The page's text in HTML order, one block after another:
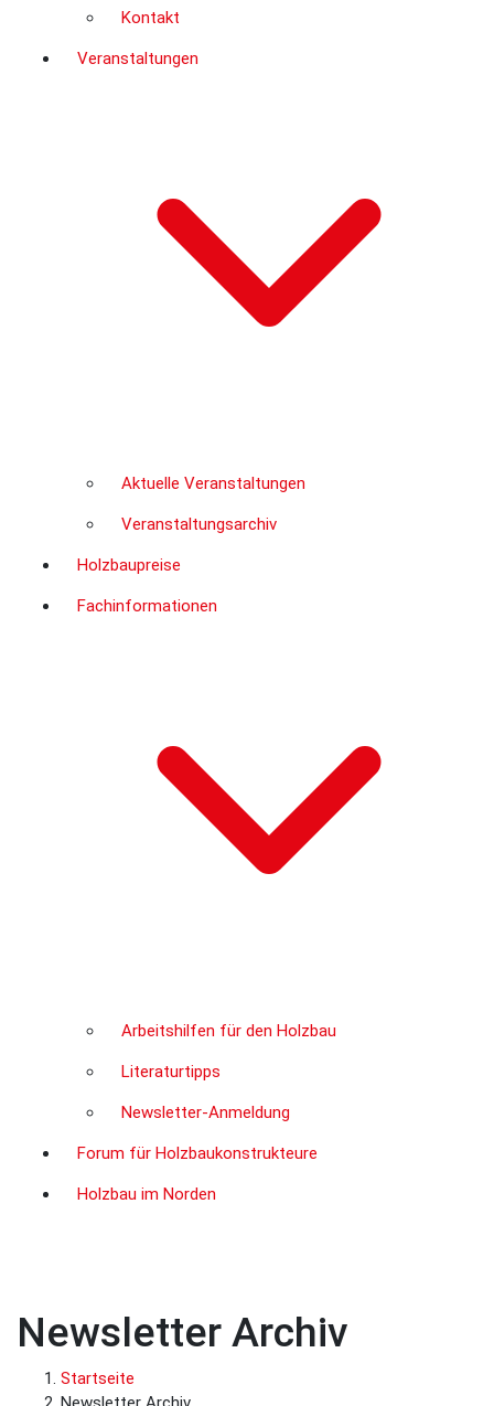
Kontakt
Veranstaltungen
Aktuelle Veranstaltungen
Veranstaltungsarchiv
Holzbaupreise
Fachinformationen
Arbeitshilfen für den Holzbau
Literaturtipps
Newsletter-Anmeldung
Forum für Holzbaukonstrukteure
Holzbau im Norden
Newsletter Archiv
Startseite